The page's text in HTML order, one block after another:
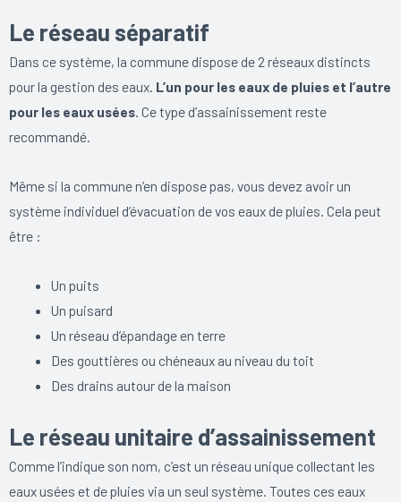
Le réseau séparatif
Dans ce système, la commune dispose de 2 réseaux distincts
pour la gestion des eaux. L’un pour les eaux de pluies et l’autre
pour les eaux usées. Ce type d’assainissement reste
recommandé.
Même si la commune n’en dispose pas, vous devez avoir un
système individuel d’évacuation de vos eaux de pluies. Cela peut
être :
Un puits
Un puisard
Un réseau d’épandage en terre
Des gouttières ou chéneaux au niveau du toit
Des drains autour de la maison
Le réseau unitaire d’assainissement
Comme l’indique son nom, c’est un réseau unique collectant les
eaux usées et de pluies via un seul système. Toutes ces eaux